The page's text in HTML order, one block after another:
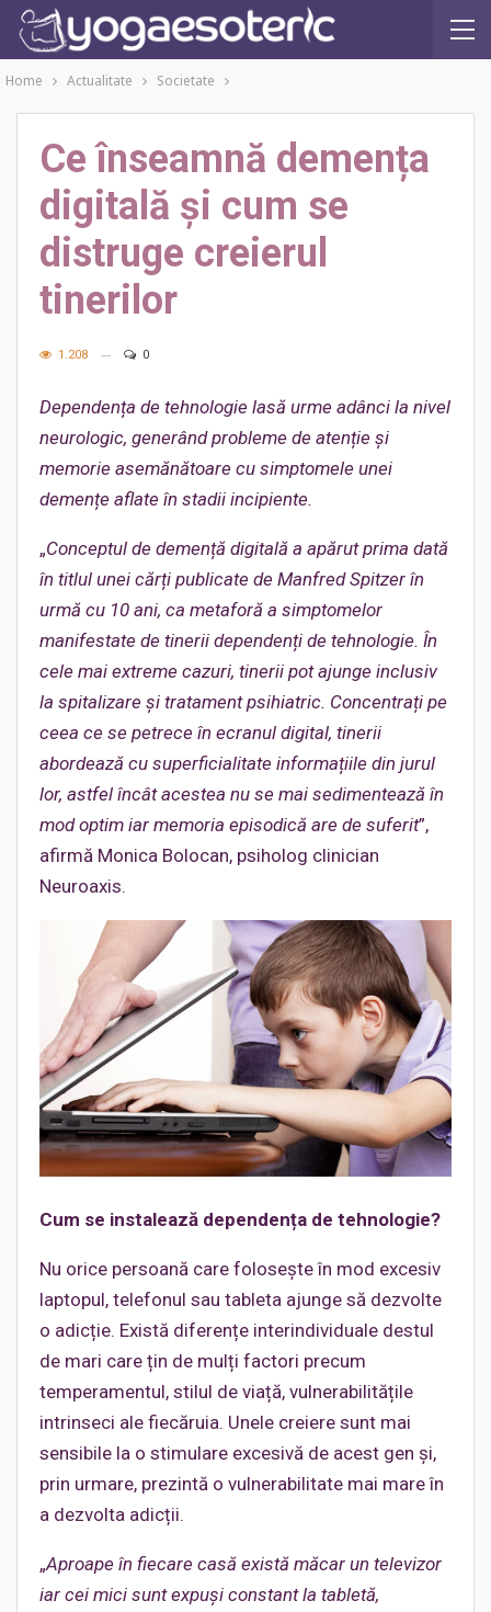
Home Actualitate Societate
Ce înseamnă demența
digitală și cum se
distruge creierul
tinerilor
1.208 0
Dependența de tehnologie lasă urme adânci la nivel
neurologic, generând probleme de atenție și
memorie asemănătoare cu simptomele unei
demențe aflate în stadii incipiente.
„Conceptul de demență digitală a apărut prima dată
în titlul unei cărți publicate de Manfred Spitzer în
urmă cu 10 ani, ca metaforă a simptomelor
manifestate de tinerii dependenți de tehnologie. În
cele mai extreme cazuri, tinerii pot ajunge inclusiv
la spitalizare și tratament psihiatric. Concentrați pe
ceea ce se petrece în ecranul digital, tinerii
abordează cu superficialitate informațiile din jurul
lor, astfel încât acestea nu se mai sedimentează în
mod optim iar memoria episodică are de suferit”,
afirmă Monica Bolocan, psiholog clinician
Neuroaxis.
Cum se instalează dependența de tehnologie?
Nu orice persoană care folosește în mod excesiv
laptopul, telefonul sau tableta ajunge să dezvolte
o adicție. Există diferențe interindividuale destul
de mari care țin de mulți factori precum
temperamentul, stilul de viață, vulnerabilitățile
intrinseci ale fiecăruia. Unele creiere sunt mai
sensibile la o stimulare excesivă de acest gen și,
prin urmare, prezintă o vulnerabilitate mai mare în
a dezvolta adicții.
„Aproape în fiecare casă există măcar un televizor
iar cei mici sunt expuși constant la tabletă,